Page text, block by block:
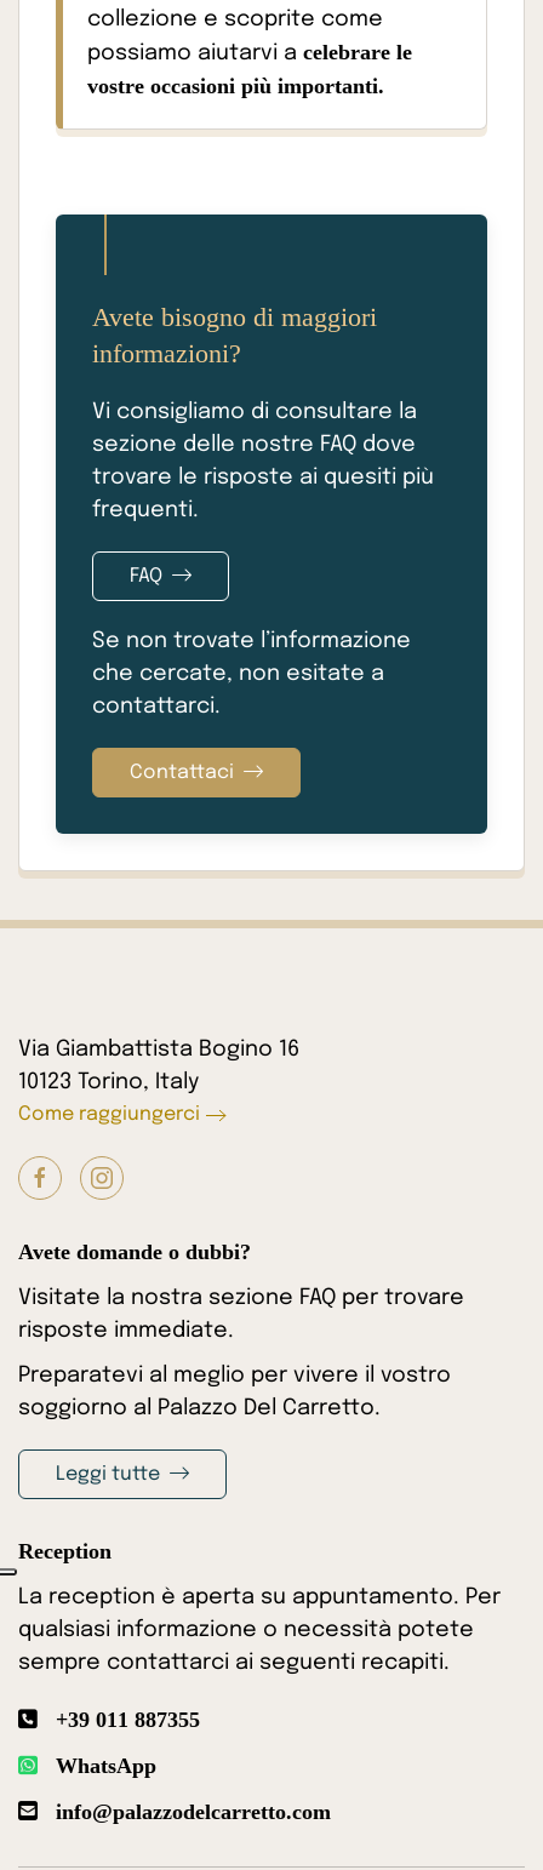
collezione e scoprite come
possiamo aiutarvi a celebrare le
vostre occasioni più importanti.
Avete bisogno di maggiori
informazioni?
Vi consigliamo di consultare la
sezione delle nostre FAQ dove
trovare le risposte ai quesiti più
frequenti.
FAQ
Se non trovate l’informazione
che cercate, non esitate a
contattarci.
Contattaci
Via Giambattista Bogino 16
10123 Torino, Italy
Come raggiungerci
Avete domande o dubbi?
Visitate la nostra sezione FAQ per trovare
risposte immediate.
Preparatevi al meglio per vivere il vostro
soggiorno al Palazzo Del Carretto.
Leggi tutte
Reception
La reception è aperta su appuntamento. Per
qualsiasi informazione o necessità potete
sempre contattarci ai seguenti recapiti.
+39 011 887355
WhatsApp
info@palazzodelcarretto.com